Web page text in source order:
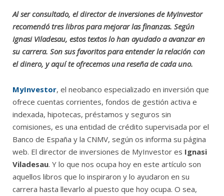
Al ser consultado, el director de inversiones de MyInvestor
recomendó tres libros para mejorar las finanzas. Según
Ignasi Viladesau, estos textos lo han ayudado a avanzar en
su carrera. Son sus favoritos para entender la relación con
el dinero, y aquí te ofrecemos una reseña de cada uno.
MyInvestor, el neobanco especializado en inversión que
ofrece cuentas corrientes, fondos de gestión activa e
indexada, hipotecas, préstamos y seguros sin
comisiones, es una entidad de crédito supervisada por el
Banco de España y la CNMV, según os informa su página
web. El director de inversiones de MyInvestor es Ignasi
Viladesau. Y lo que nos ocupa hoy en este artículo son
aquellos libros que lo inspiraron y lo ayudaron en su
carrera hasta llevarlo al puesto que hoy ocupa. O sea,